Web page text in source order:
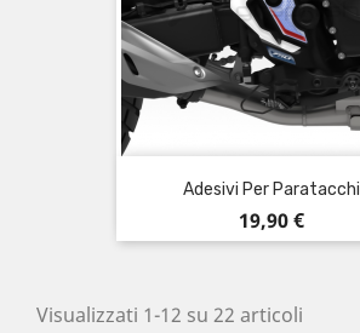
Adesivi Per Paratacchi
Prezzo
19,90 €
Visualizzati 1-12 su 22 articoli